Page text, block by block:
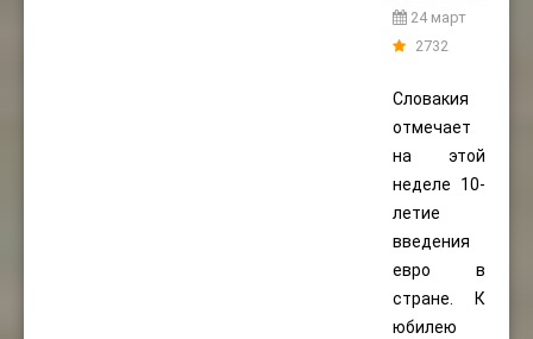
24 март
2732
Словакия
отмечает
на этой
неделе 10-
летие
введения
евро в
стране. К
юбилею